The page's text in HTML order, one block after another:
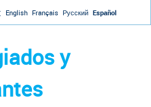
navigation
English Français Русский Español
y